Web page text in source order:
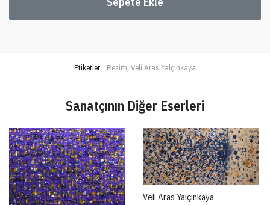
Etiketler: Resim, Veli Aras Yalçınkaya
Sanatçının Diğer Eserleri
Veli Aras Yalçınkaya